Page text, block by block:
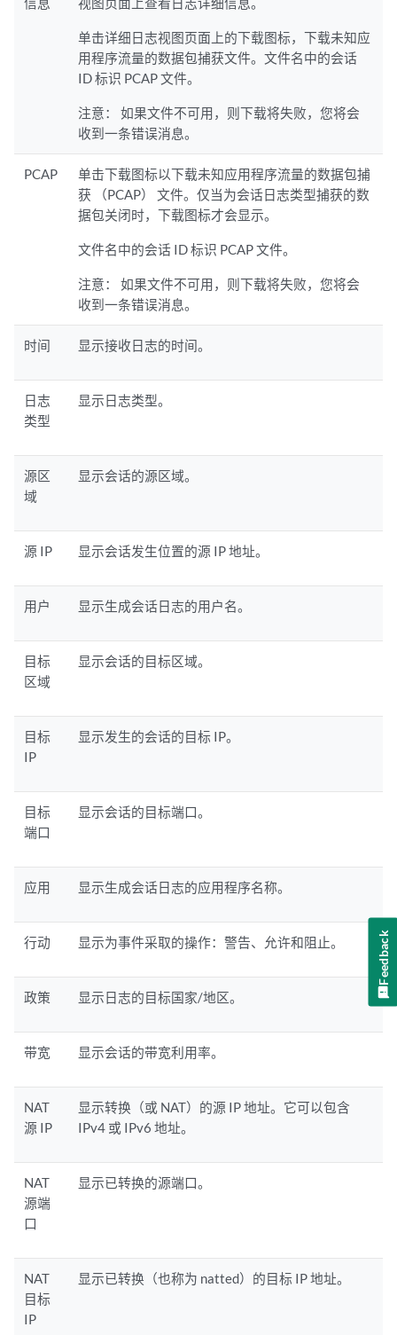
单击详细日志视图页面上的下载图标，下载未知应
用程序流量的数据包捕获文件。文件名中的会话
ID 标识 PCAP 文件。
注意：
如果文件不可用，则下载将失败，您将会
收到一条错误消息。
PCAP
单击下载图标以下载未知应用程序流量的数据包捕
获 （PCAP） 文件。仅当为会话日志类型捕获的数
据包关闭时，下载图标才会显示。
文件名中的会话 ID 标识 PCAP 文件。
注意：
如果文件不可用，则下载将失败，您将会
收到一条错误消息。
时间 显示接收日志的时间。
日志
类型
显示日志类型。
源区
域
显示会话的源区域。
源 IP 显示会话发生位置的源 IP 地址。
用户 显示生成会话日志的用户名。
目标
区域
显示会话的目标区域。
目标
IP
显示发生的会话的目标 IP。
目标
端口
显示会话的目标端口。
应用 显示生成会话日志的应用程序名称。
行动 显示为事件采取的操作：警告、允许和阻止。
政策 显示日志的目标国家/地区。
带宽 显示会话的带宽利用率。
NAT
源 IP
显示转换（或 NAT）的源 IP 地址。它可以包含
IPv4 或 IPv6 地址。
NAT
源端
口
显示已转换的源端口。
NAT
目标
IP
显示已转换（也称为 natted）的目标 IP 地址。
Feedback